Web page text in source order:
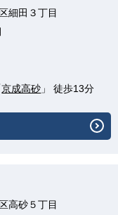
細田３丁目
京成高砂 」 徒歩13分
高砂５丁目